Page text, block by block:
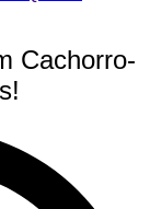
Cachorro-